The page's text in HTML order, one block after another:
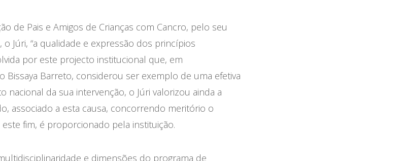
de Pais e Amigos de Crianças com Cancro, pelo seu
Júri, “a qualidade e expressão dos princípios
por este projecto institucional que, em
Bissaya Barreto, considerou ser exemplo de uma efetiva
nacional da sua intervenção, o Júri valorizou ainda a
associado a esta causa, concorrendo meritório o
fim, é proporcionado pela instituição.
e dimensões do programa de